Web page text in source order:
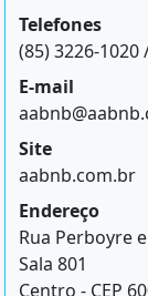
Telefones
(85) 3226-1020
E-mail
Site
aabnb.com.br
Endereço
Rua Perboyre
Sala 801
Centro - CEP